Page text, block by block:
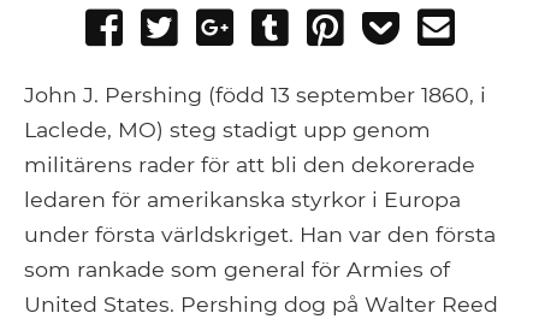
Share
Facebook
Tweet
Share
Google+
Post
Tumblr
Pin
Add
Pocket
John J. Pershing (född 13 september 1860, i
Laclede, MO) steg stadigt upp genom
militärens rader för att bli den dekorerade
ledaren för amerikanska styrkor i Europa
under första världskriget. Han var den första
som rankade som general för Armies of
United States. Pershing dog på Walter Reed